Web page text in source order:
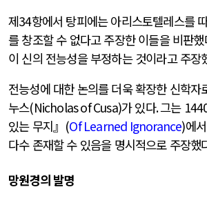
제34항에서 탕피에는 아리스토텔레스를
를 창조할 수 없다고 주장한 이들을 비판했
이 신의 전능성을 부정하는 것이라고 주장
전능성에 대한 논의를 더욱 확장한 신학자
누스(Nicholas of Cusa)가 있다.그는
있는 무지』 (Of Learned Ignorance)에
다수 존재할 수 있음을 명시적으로 주장했
망원경의 발명